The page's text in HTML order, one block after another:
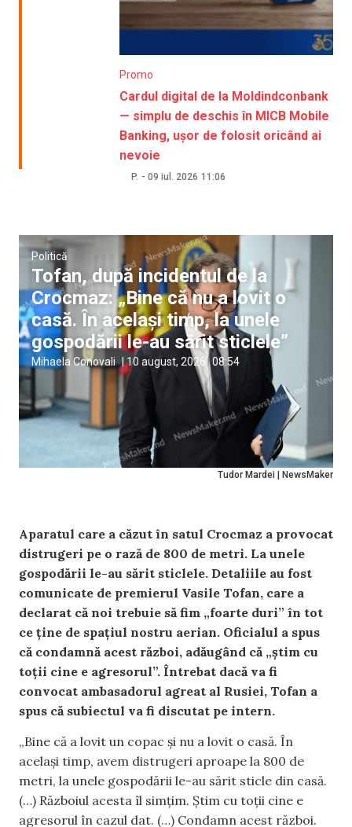
Promo
Cardul digital de la Moldindconbank
— simplu de deschis în MICB Mobile
Banking, ușor de folosit oricând ai
nevoie
P. - 09 iul. 2026 11:06
Tudor Mardei | NewsMaker
Politică
Tofan, după incidentul de la
Crocmaz: „Bine că nu a lovit o
casă. În același timp, la unele
gospodării le-au sărit sticlele”
Mihaela Conovali |10 august, 2026 08:54
Aparatul care a căzut în satul Crocmaz a provocat
distrugeri pe o rază de 800 de metri. La unele
gospodării le-au sărit sticlele. Detaliile au fost
comunicate de premierul Vasile Tofan, care a
declarat că noi trebuie să fim „foarte duri” în tot
ce ține de spațiul nostru aerian. Oficialul a spus
că condamnă acest război, adăugând că „știm cu
toții cine e agresorul”. Întrebat dacă va fi
convocat ambasadorul agreat al Rusiei, Tofan a
spus că subiectul va fi discutat pe intern.
„Bine că a lovit un copac și nu a lovit o casă. În
același timp, avem distrugeri aproape la 800 de
metri, la unele gospodării le-au sărit sticle din casă.
(…) Războiul acesta îl simțim. Știm cu toții cine e
agresorul în cazul dat. (…) Condamn acest război.